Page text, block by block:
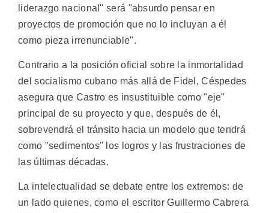
liderazgo nacional" será "absurdo pensar en
proyectos de promoción que no lo incluyan a él
como pieza irrenunciable".
Contrario a la posición oficial sobre la inmortalidad
del socialismo cubano más allá de Fidel, Céspedes
asegura que Castro es insustituible como "eje"
principal de su proyecto y que, después de él,
sobrevendrá el tránsito hacia un modelo que tendrá
como "sedimentos" los logros y las frustraciones de
las últimas décadas.
La intelectualidad se debate entre los extremos: de
un lado quienes, como el escritor Guillermo Cabrera